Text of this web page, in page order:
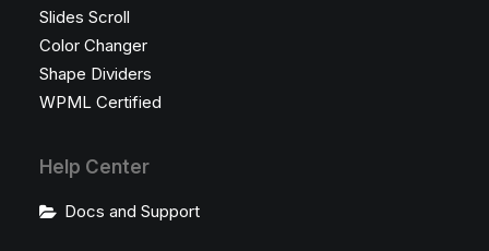
Slides Scroll
Color Changer
Shape Dividers
WPML Certified
Help Center
Docs and Support